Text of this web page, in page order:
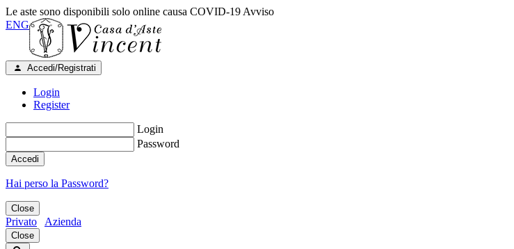
Le aste sono disponibili solo online causa COVID-19 Avviso
ENG
Accedi/Registrati
Login
Register
Login
Password
Accedi
Hai perso la Password?
Close
Privato Azienda
Close